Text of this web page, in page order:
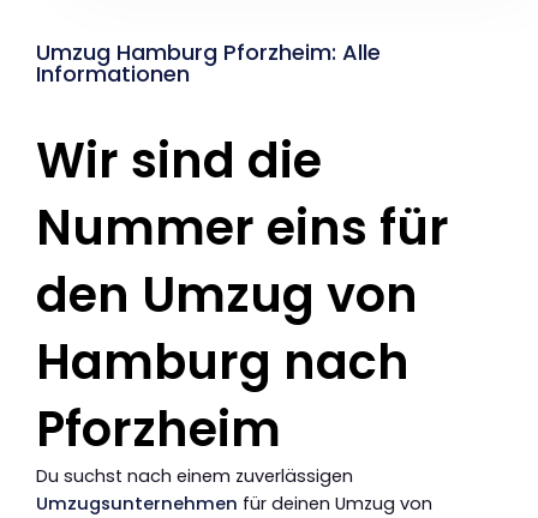
Umzug Hamburg Pforzheim: Alle
Informationen
Wir sind die
Nummer eins für
den Umzug von
Hamburg nach
Pforzheim
Du suchst nach einem zuverlässigen
Umzugsunternehmen für deinen Umzug von